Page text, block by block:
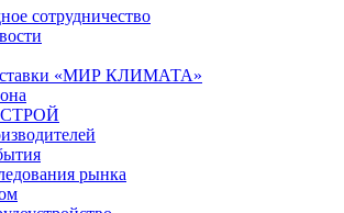
сотрудничество
«МИР КЛИМАТА»
рынка